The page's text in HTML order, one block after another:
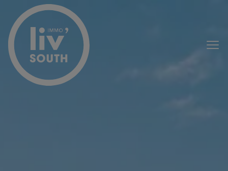
Menu overslaan en naar de inhoud gaan